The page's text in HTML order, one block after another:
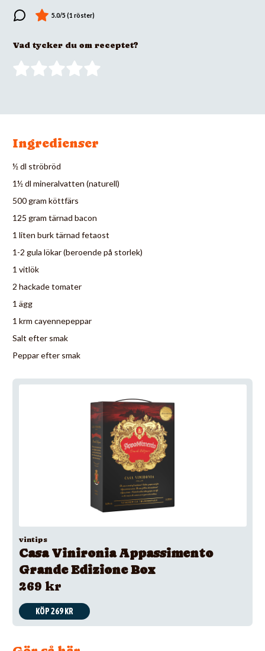
Vad tycker du om receptet?
Ingredienser
½ dl ströbröd
1½ dl mineralvatten (naturell)
500 gram köttfärs
125 gram tärnad bacon
1 liten burk tärnad fetaost
1-2 gula lökar (beroende på storlek)
1 vitlök
2 hackade tomater
1 ägg
1 krm cayennepeppar
Salt efter smak
Peppar efter smak
vintips
Casa Vinironia Appassimento
Grande Edizione Box
269 kr
KÖP 269 KR